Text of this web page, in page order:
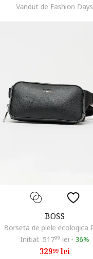
Vandut de Fashion Days
BOSS
Initial: 51799 lei - 36%
32999lei